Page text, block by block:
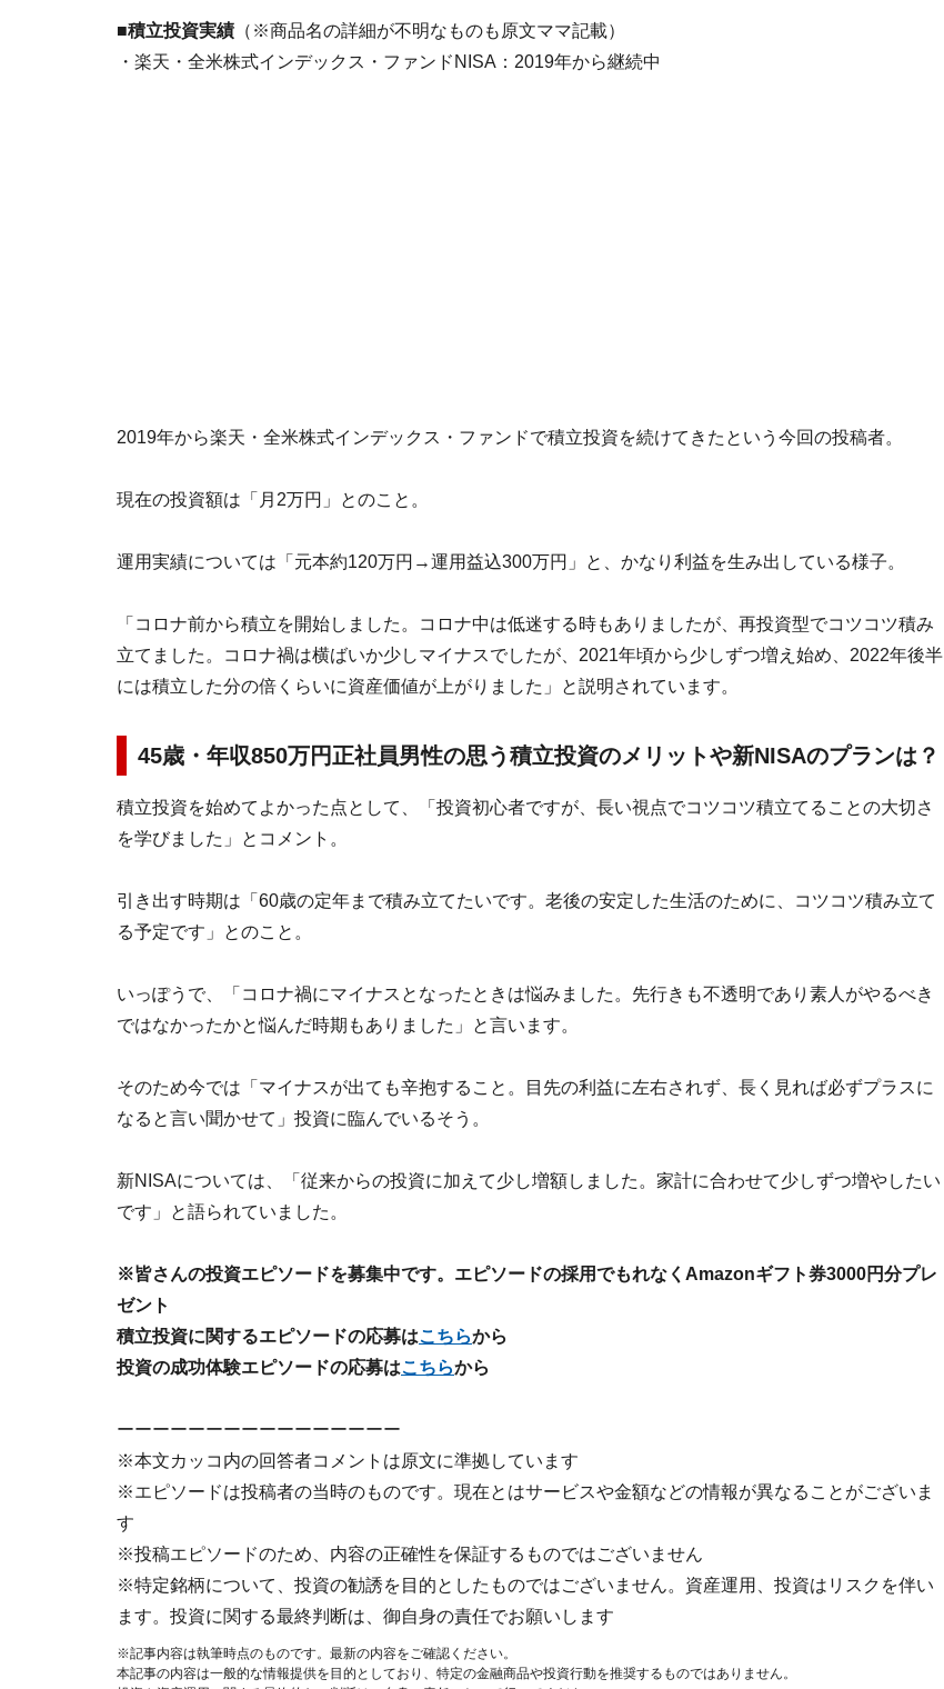
■積立投資実績 （※商品名の詳細が不明なものも原文ママ記載）
・楽天・全米株式インデックス・ファンドNISA：2019年から継続中
2019年から楽天・全米株式インデックス・ファンドで積立投資を続けてきたという今回の投稿者。
現在の投資額は「月2万円」とのこと。
運用実績については「元本約120万円→運用益込300万円」と、かなり利益を生み出している様子。
「コロナ前から積立を開始しました。コロナ中は低迷する時もありましたが、再投資型でコツコツ積み
立てました。コロナ禍は横ばいか少しマイナスでしたが、2021年頃から少しずつ増え始め、2022年後半
には積立した分の倍くらいに資産価値が上がりました」と説明されています。
45歳・年収850万円正社員男性の思う積立投資のメリットや新NISAのプランは？
積立投資を始めてよかった点として、「投資初心者ですが、長い視点でコツコツ積立てることの大切さ
を学びました」とコメント。
引き出す時期は「60歳の定年まで積み立てたいです。老後の安定した生活のために、コツコツ積み立て
る予定です」とのこと。
いっぽうで、「コロナ禍にマイナスとなったときは悩みました。先行きも不透明であり素人がやるべき
ではなかったかと悩んだ時期もありました」と言います。
そのため今では「マイナスが出ても辛抱すること。目先の利益に左右されず、長く見れば必ずプラスに
なると言い聞かせて」投資に臨んでいるそう。
新NISAについては、「従来からの投資に加えて少し増額しました。家計に合わせて少しずつ増やしたい
です」と語られていました。
※皆さんの投資エピソードを募集中です。エピソードの採用でもれなくAmazonギフト券3000円分プレ
ゼント
積立投資に関するエピソードの応募はこちらから
投資の成功体験エピソードの応募はこちらから
ーーーーーーーーーーーーーーーー
※本文カッコ内の回答者コメントは原文に準拠しています
※エピソードは投稿者の当時のものです。現在とはサービスや金額などの情報が異なることがございま
す
※投稿エピソードのため、内容の正確性を保証するものではございません
※特定銘柄について、投資の勧誘を目的としたものではございません。資産運用、投資はリスクを伴い
ます。投資に関する最終判断は、御自身の責任でお願いします
※記事内容は執筆時点のものです。最新の内容をご確認ください。
本記事の内容は一般的な情報提供を目的としており、特定の金融商品や投資行動を推奨するものではありません。